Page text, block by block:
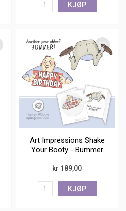
KJØP
Art Impressions Shake
Your Booty - Bummer
kr 189,00
KJØP